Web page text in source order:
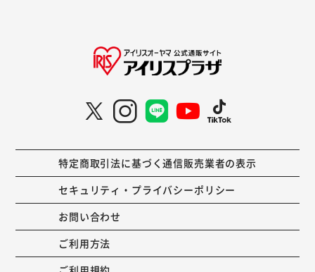
特定商取引法に基づく通信販売業者の表示
セキュリティ・プライバシーポリシー
お問い合わせ
ご利用方法